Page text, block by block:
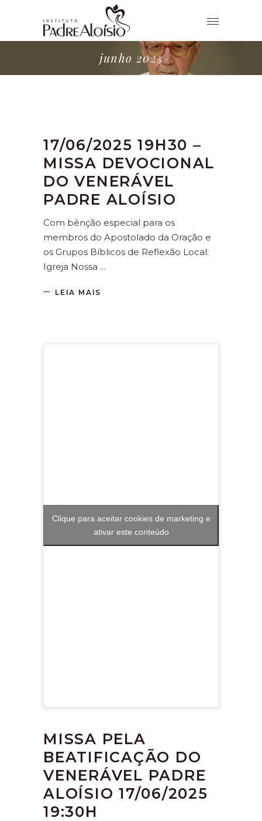
junho 2025
17/06/2025 19H30 –
MISSA DEVOCIONAL
DO VENERÁVEL
PADRE ALOÍSIO
Com bênção especial para os
membros do Apostolado da Oração e
os Grupos Bíblicos de Reflexão Local:
Igreja Nossa
LEIA MAIS
Clique para aceitar cookies de marketing e
ativar este conteúdo
MISSA PELA
BEATIFICAÇÃO DO
VENERÁVEL PADRE
ALOÍSIO 17/06/2025
19:30H